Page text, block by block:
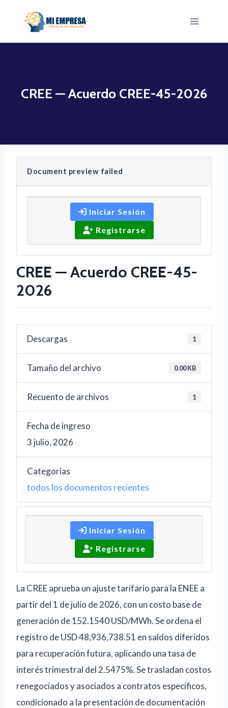
CREE — Acuerdo CREE-45-2026
Document preview failed
Iniciar Sesión
Registrarse
CREE — Acuerdo CREE-45-
2026
Descargas 1
Tamaño del archivo 0.00 KB
Recuento de archivos 1
Fecha de ingreso
3 julio, 2026
Categorias
todos los documentos recientes
Iniciar Sesión
Registrarse
La CREE aprueba un ajuste tarifario para la ENEE a
partir del 1 de julio de 2026, con un costo base de
generación de 152.1540 USD/MWh. Se ordena el
registro de USD 48,936,738.51 en saldos diferidos
para recuperación futura, aplicando una tasa de
interés trimestral del 2.5475%. Se trasladan costos
renegociados y asociados a contratos específicos,
condicionado a la presentación de documentación